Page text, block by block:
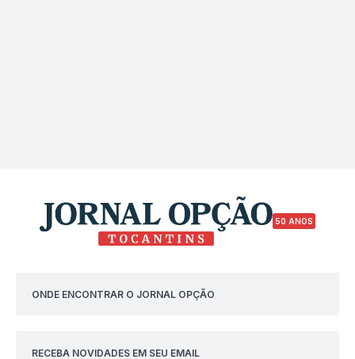
50 ANOS
ONDE ENCONTRAR O JORNAL OPÇÃO
RECEBA NOVIDADES EM SEU EMAIL